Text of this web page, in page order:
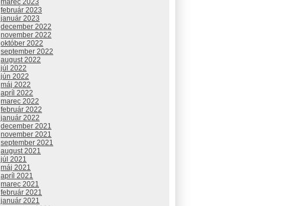
marec 2023
február 2023
január 2023
december 2022
november 2022
október 2022
september 2022
august 2022
júl 2022
jún 2022
máj 2022
apríl 2022
marec 2022
február 2022
január 2022
december 2021
november 2021
september 2021
august 2021
júl 2021
máj 2021
apríl 2021
marec 2021
február 2021
január 2021